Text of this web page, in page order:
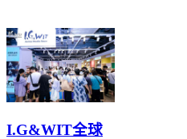
I.G&WIT全球